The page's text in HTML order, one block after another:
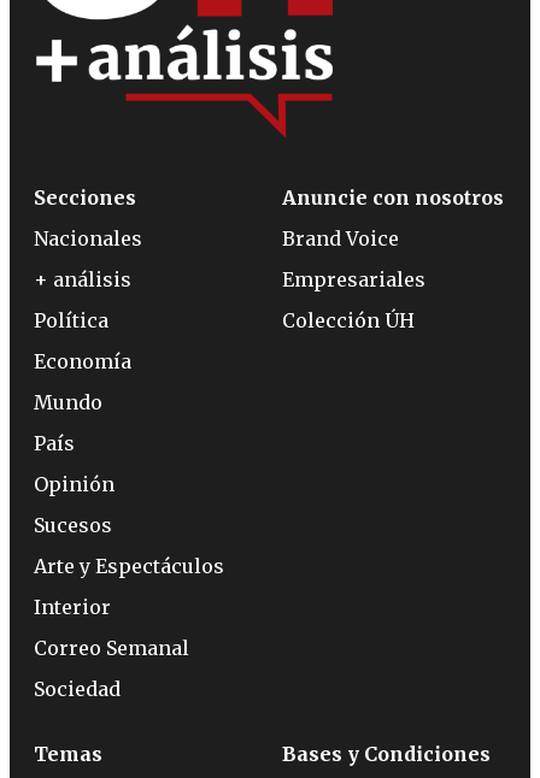
Secciones
Nacionales
+ análisis
Política
Economía
Mundo
País
Opinión
Sucesos
Arte y Espectáculos
Interior
Correo Semanal
Sociedad
Anuncie con nosotros
Brand Voice
Empresariales
Colección ÚH
Temas
Bases y Condiciones